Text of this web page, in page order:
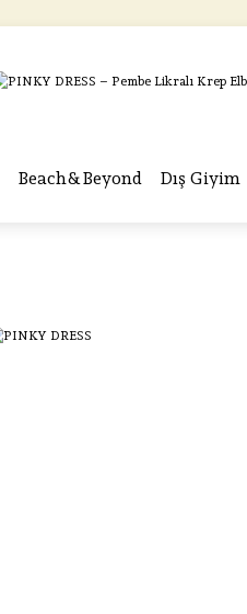
ÜCRETSİZ
ÜCRETSİZ
Beach&Beyond Dış Giyim